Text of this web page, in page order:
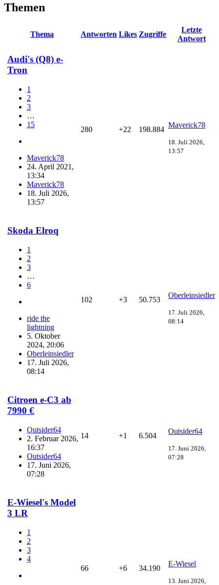
Themen
Thema Antworten Likes Zugriffe
Letzte
Antwort
Audi's (Q8) e-
Tron
1
2
3
…
15
Maverick78
24. April 2021,
13:34
Maverick78
18. Juli 2026,
13:57
280 +22 198.884
Maverick78
18. Juli 2026,
13:57
Skoda Elroq
1
2
3
…
6
ride the
lightning
5. Oktober
2024, 20:06
Oberleinsiedler
17. Juli 2026,
08:14
102 +3 50.753
Oberleinsiedler
17. Juli 2026,
08:14
Citroen e-C3 ab
7990 €
Outsider64
2. Februar 2026,
16:37
Outsider64
17. Juni 2026,
07:28
14 +1 6.504
Outsider64
17. Juni 2026,
07:28
E-Wiesel's Model
3 LR
1
2
3
4
66 +6 34.190
E-Wiesel
13. Juni 2026,